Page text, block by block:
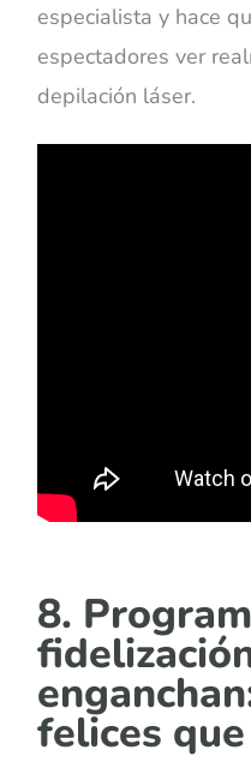
especialista y hace
espectadores ver
depilación láser.
8.
felices